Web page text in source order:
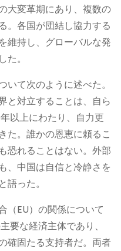
大変革期にあり、複数の
。各国が団結し協力する
維持し、グローバルな発
。
て次のように述べた。
と対立することは、自ら
以上にわたり、自力更
た。誰かの恩恵に頼るこ
恐れることはない。外部
、中国は自信と冷静さを
った。
（EU）の関係について
要な経済主体であり、
確固たる支持者だ。両者